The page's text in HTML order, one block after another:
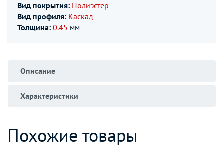
Вид покрытия: Полиэстер
Вид профиля: Каскад
Толщина: 0.45 мм
Описание
Характеристики
Похожие товары